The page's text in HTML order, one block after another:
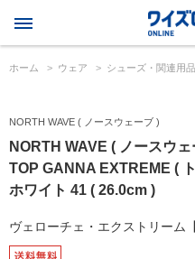
ホーム > ウェア > シューズ・関連用品
NORTH WAVE ( ノースウェーブ )
NORTH WAVE ( ノースウ
TOP GANNA EXTREME (
ホワイト 41 ( 26.0cm )
ヴェローチェ・エクストリーム